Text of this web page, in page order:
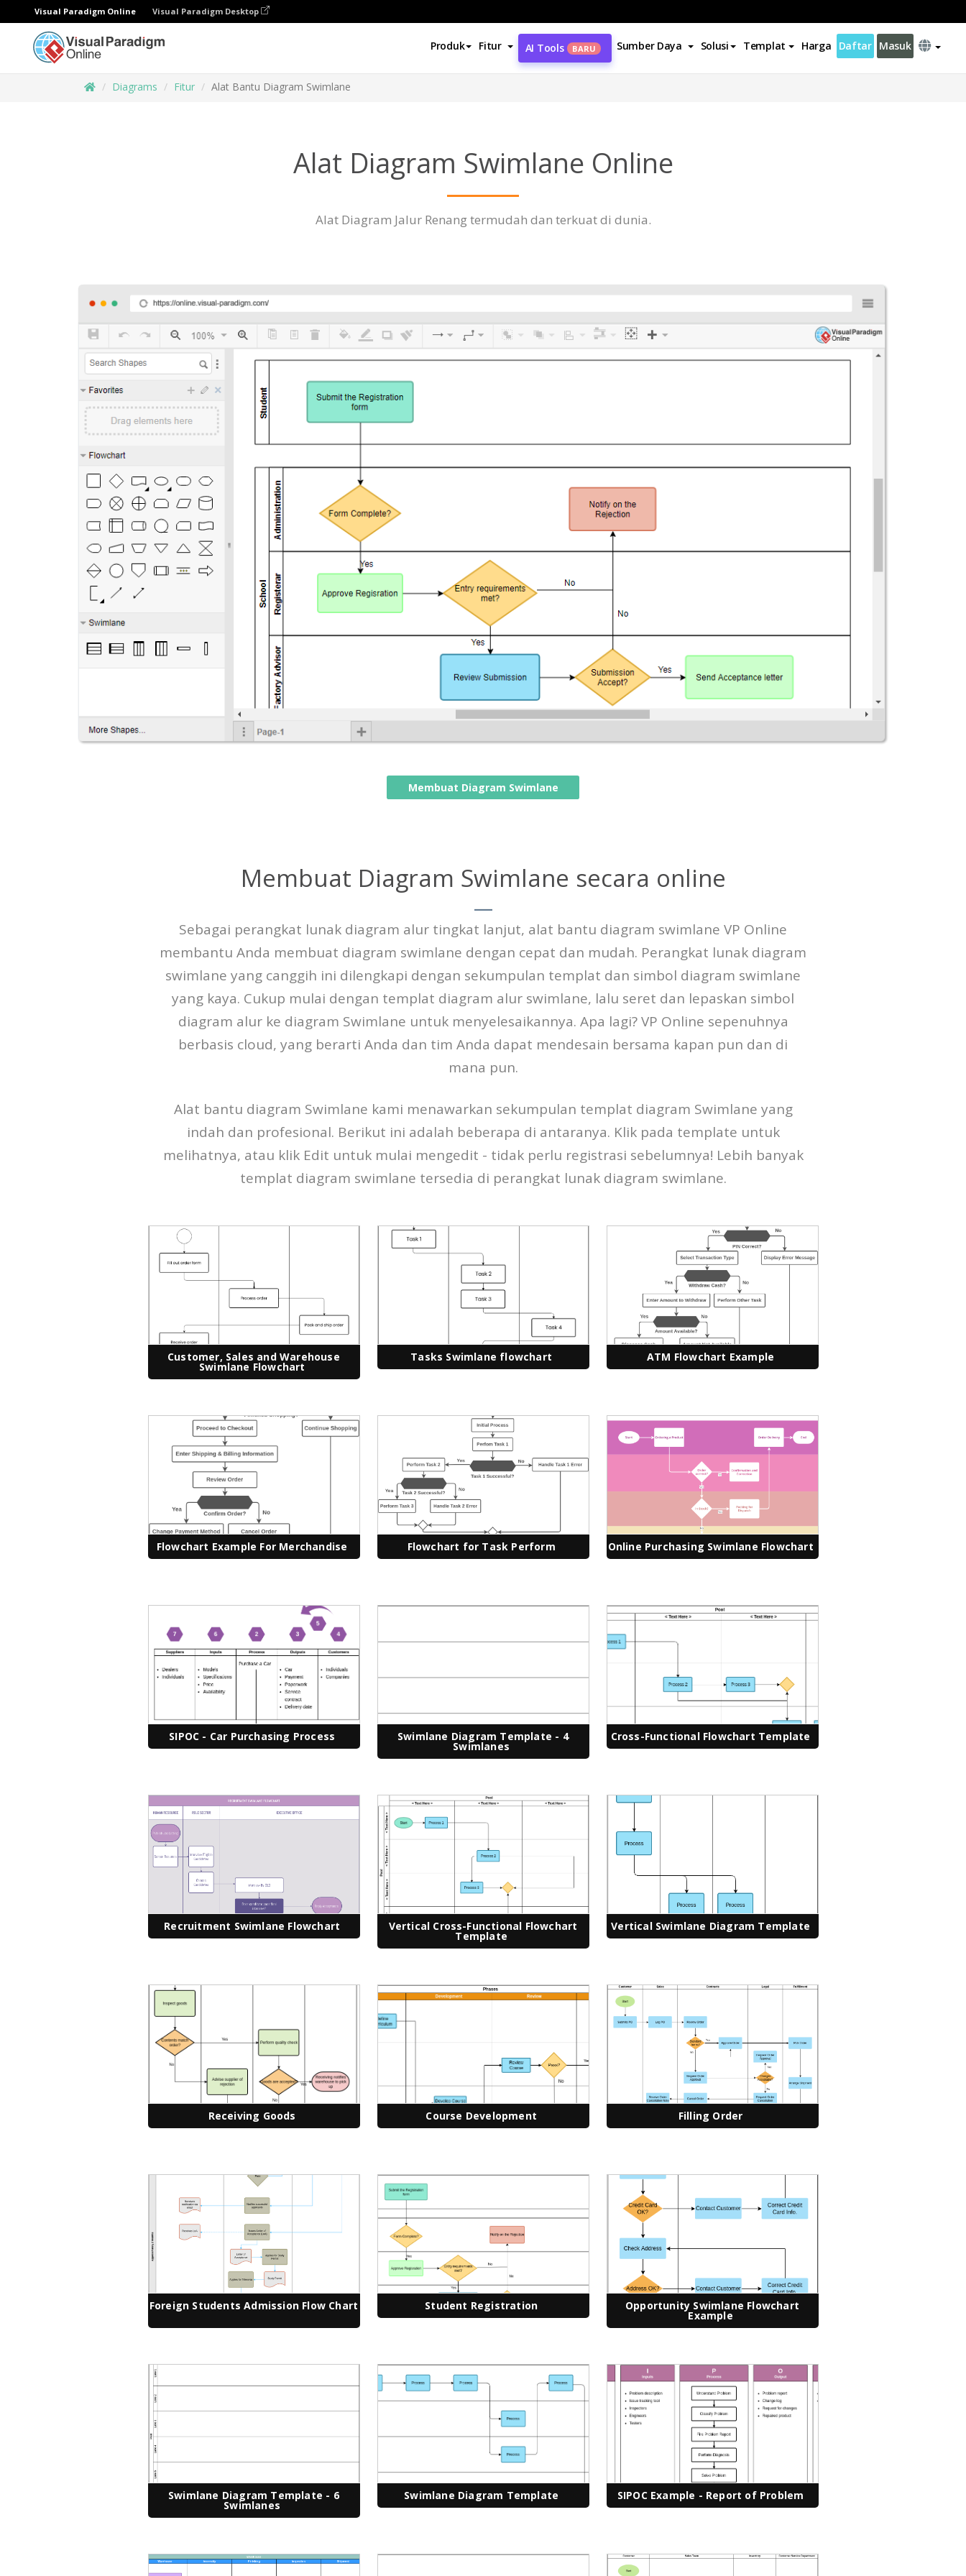
Visual Paradigm Online Visual Paradigm Desktop
Produk Fitur AI Tools BARU Sumber Daya Solusi Templat Harga Daftar Masuk
Diagrams Fitur Alat Bantu Diagram Swimlane
Alat Diagram Swimlane Online
Alat Diagram Jalur Renang termudah dan terkuat di dunia.
Membuat Diagram Swimlane
Membuat Diagram Swimlane secara online
Sebagai perangkat lunak diagram alur tingkat lanjut, alat bantu diagram swimlane VP Online
membantu Anda membuat diagram swimlane dengan cepat dan mudah. Perangkat lunak diagram
swimlane yang canggih ini dilengkapi dengan sekumpulan templat dan simbol diagram swimlane
yang kaya. Cukup mulai dengan templat diagram alur swimlane, lalu seret dan lepaskan simbol
diagram alur ke diagram Swimlane untuk menyelesaikannya. Apa lagi? VP Online sepenuhnya
berbasis cloud, yang berarti Anda dan tim Anda dapat mendesain bersama kapan pun dan di
mana pun.
Alat bantu diagram Swimlane kami menawarkan sekumpulan templat diagram Swimlane yang
indah dan profesional. Berikut ini adalah beberapa di antaranya. Klik pada template untuk
melihatnya, atau klik Edit untuk mulai mengedit - tidak perlu registrasi sebelumnya! Lebih banyak
templat diagram swimlane tersedia di perangkat lunak diagram swimlane.
Customer, Sales and Warehouse
Swimlane Flowchart
Tasks Swimlane flowchart ATM Flowchart Example
Flowchart Example For Merchandise Flowchart for Task Perform Online Purchasing Swimlane Flowchart
SIPOC - Car Purchasing Process Swimlane Diagram Template - 4
Swimlanes
Cross-Functional Flowchart Template
Recruitment Swimlane Flowchart Vertical Cross-Functional Flowchart
Template
Vertical Swimlane Diagram Template
Receiving Goods Course Development Filling Order
Foreign Students Admission Flow Chart Student Registration Opportunity Swimlane Flowchart
Example
Swimlane Diagram Template - 6
Swimlanes
Swimlane Diagram Template SIPOC Example - Report of Problem